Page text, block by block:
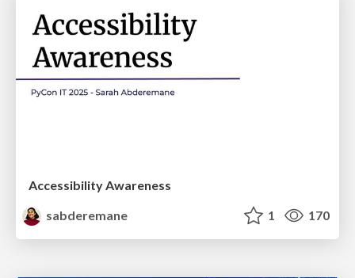
Accessibility Awareness
sabderemane
1 170